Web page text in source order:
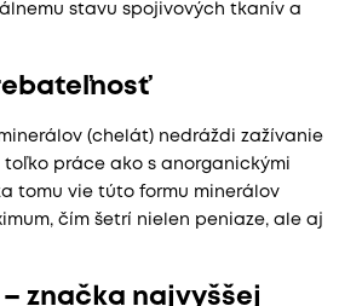
stavu spojivových tkanív a
(chelát) nedráždi zažívanie
toľko práce ako s anorganickými
tomu vie túto formu minerálov
čím šetrí nielen peniaze, ale aj
značka najvyššej